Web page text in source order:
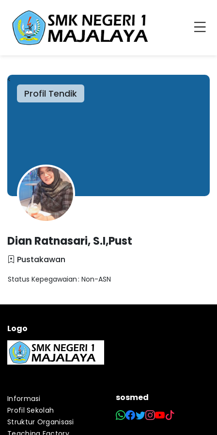
Profil Tendik
<
Dian Ratnasari, S.I,Pust
Pustakawan
Status Kepegawaian: Non-ASN
Logo
Informasi
Profil Sekolah
Struktur Organisasi
sosmed